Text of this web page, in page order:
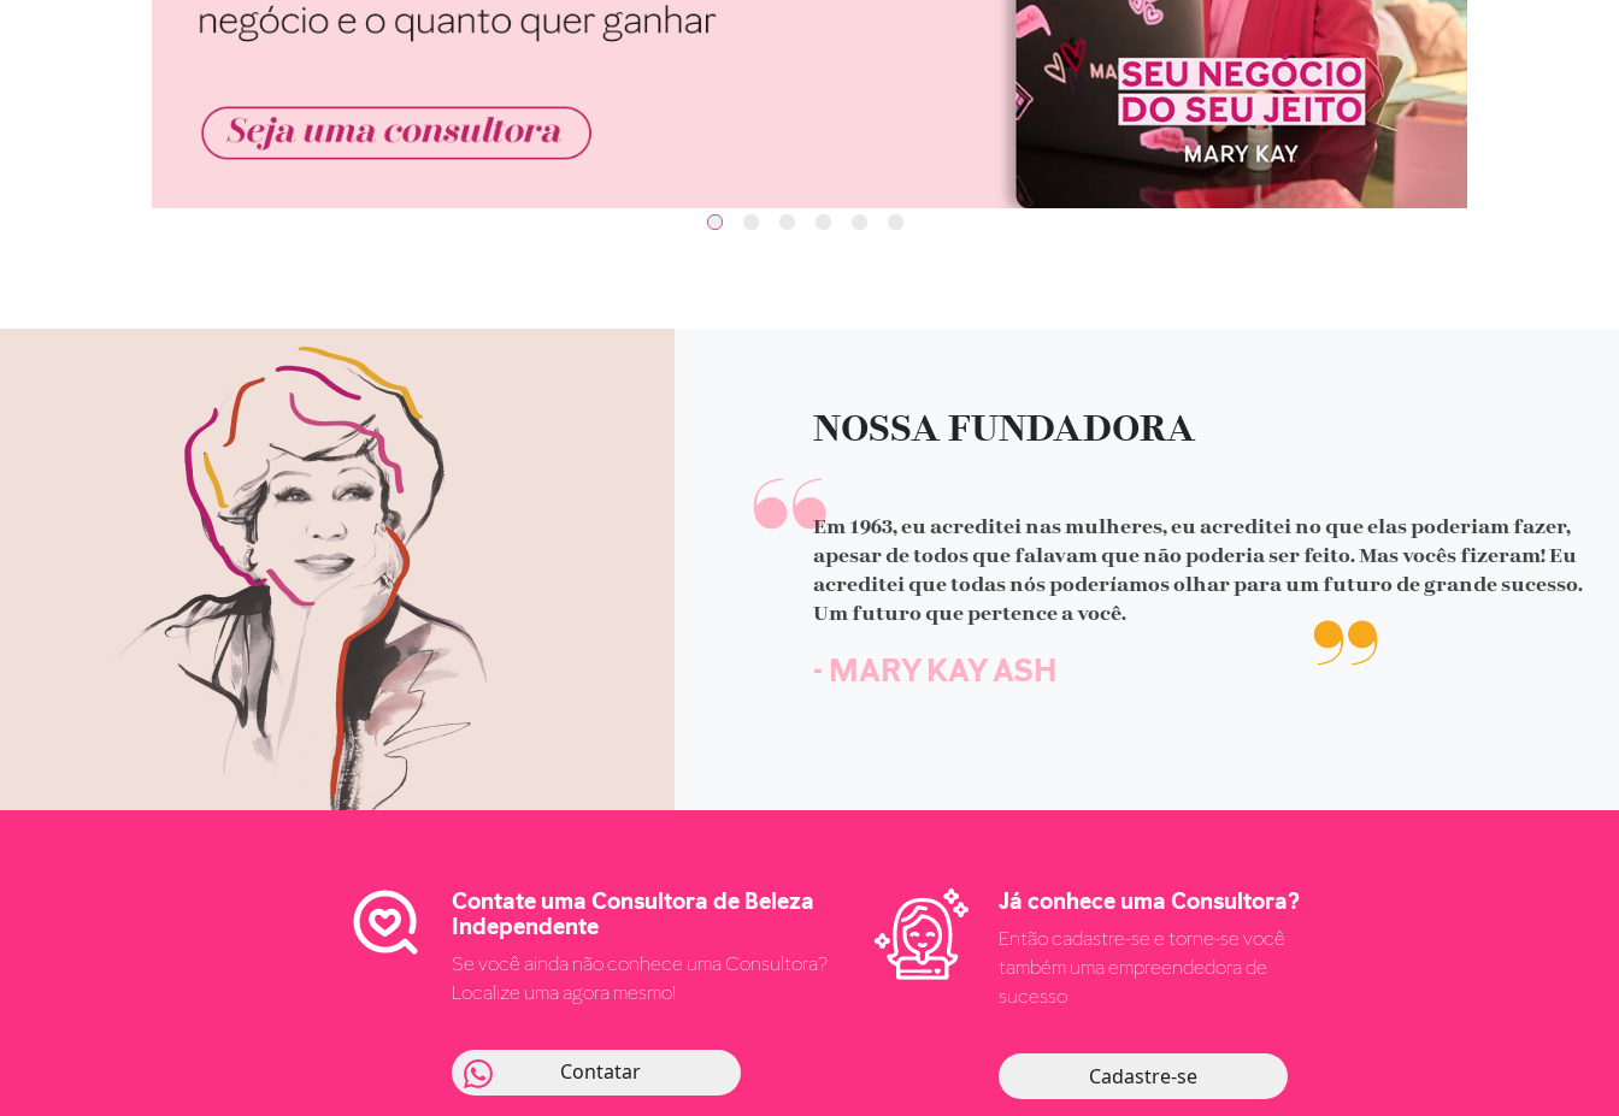
NOSSA FUNDADORA
Em 1963, eu acreditei nas mulheres, eu acreditei no que elas poderiam fazer,
apesar de todos que falavam que não poderia ser feito. Mas vocês fizeram! Eu
acreditei que todas nós poderíamos olhar para um futuro de grande sucesso.
Um futuro que pertence a você.
- MARY KAY ASH
Contate uma Consultora de Beleza
Independente
Se você ainda não conhece uma Consultora?
Localize uma agora mesmo!
Contatar
Já conhece uma Consultora?
Então cadastre-se e torne-se você
também uma empreendedora de
sucesso
Cadastre-se